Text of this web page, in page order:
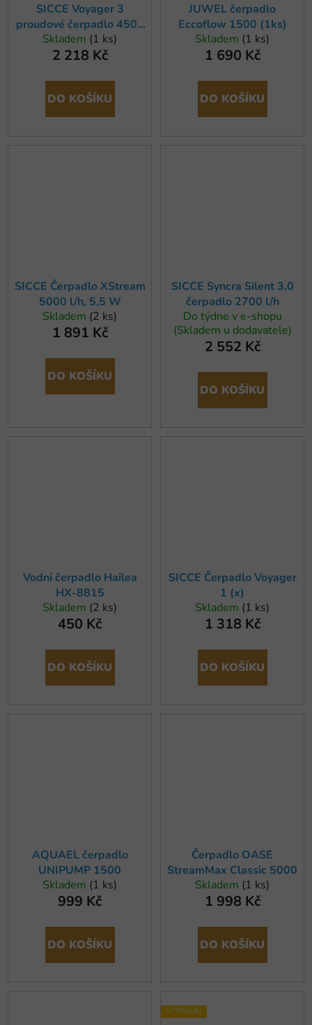
SICCE Voyager 3
proudové čerpadlo 4500
l/h
Skladem (1 ks)
2 218 Kč
DO KOŠÍKU
JUWEL čerpadlo
Eccoflow 1500 (1ks)
Skladem (1 ks)
1 690 Kč
DO KOŠÍKU
SICCE Čerpadlo XStream
5000 l/h, 5,5 W
Skladem (2 ks)
1 891 Kč
DO KOŠÍKU
SICCE Syncra Silent 3.0
čerpadlo 2700 l/h
Do týdne v e-shopu
(Skladem u dodavatele)
2 552 Kč
DO KOŠÍKU
Vodní čerpadlo Hailea
HX-8815
Skladem (2 ks)
450 Kč
DO KOŠÍKU
SICCE Čerpadlo Voyager
1 (x)
Skladem (1 ks)
1 318 Kč
DO KOŠÍKU
AQUAEL čerpadlo
UNIPUMP 1500
Skladem (1 ks)
999 Kč
DO KOŠÍKU
Čerpadlo OASE
StreamMax Classic 5000
Skladem (1 ks)
1 998 Kč
DO KOŠÍKU
VÝPRODEJ